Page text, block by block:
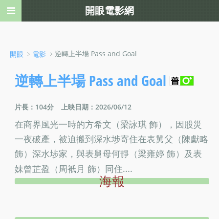
開眼 ﹥ 電影 ﹥逆轉上半場 Pass and Goal
逆轉上半場 Pass and Goal
片長：104分 上映日期：2026/06/12
在商界風光一時的方希文（梁詠琪 飾），因股災
一夜破產，被迫搬到深水埗寄住在表舅父（陳獻略
飾）深水埗家，與表舅母何靜（梁雍婷 飾）及表
妹曾芷盈（周衹月 飾）同住....
海報
開眼電影網